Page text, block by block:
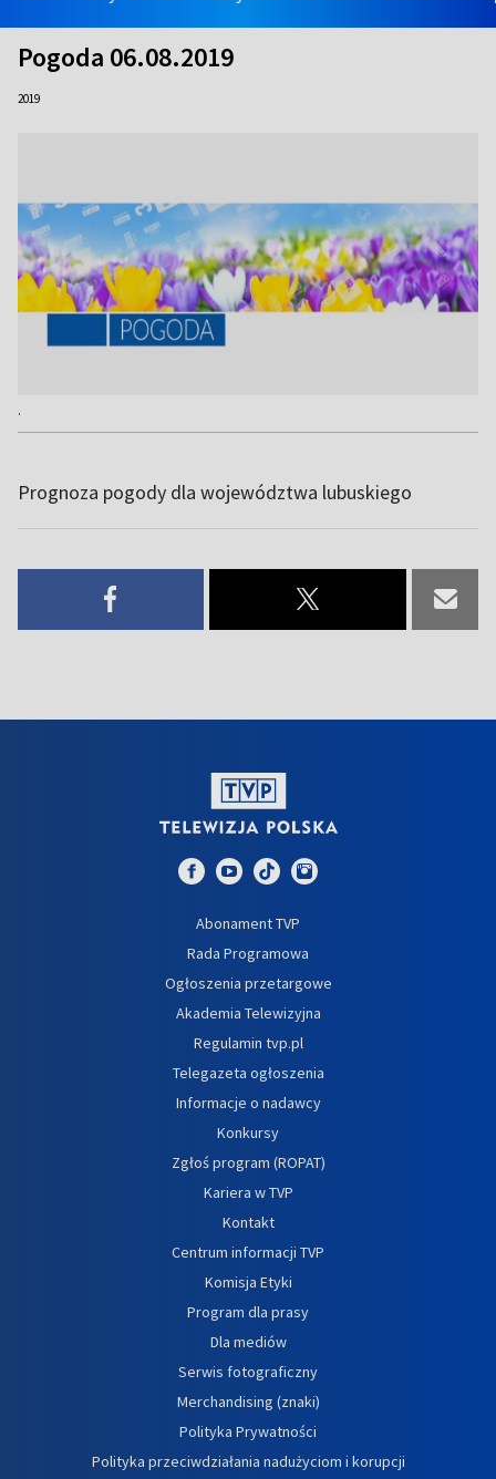
Pogoda 06.08.2019
2019
.
Prognoza pogody dla województwa lubuskiego
Abonament TVP
Rada Programowa
Ogłoszenia przetargowe
Akademia Telewizyjna
Regulamin tvp.pl
Telegazeta ogłoszenia
Informacje o nadawcy
Konkursy
Zgłoś program (ROPAT)
Kariera w TVP
Kontakt
Centrum informacji TVP
Komisja Etyki
Program dla prasy
Dla mediów
Serwis fotograficzny
Merchandising (znaki)
Polityka Prywatności
Polityka przeciwdziałania nadużyciom i korupcji